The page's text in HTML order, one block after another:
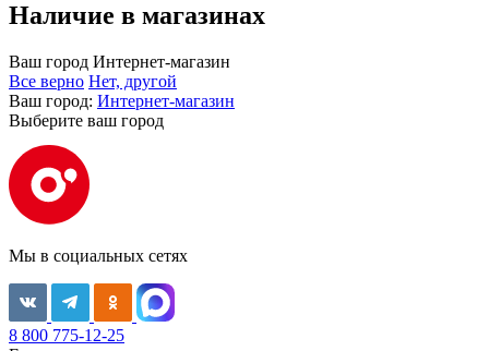
Наличие в магазинах
Ваш город Интернет-магазин
Все верно Нет, другой
Ваш город: Интернет-магазин
Выберите ваш город
Мы в социальных сетях
8 800 775-12-25